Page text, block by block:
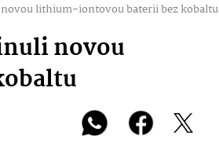
lithium-iontovou baterii bez kobaltu
novou